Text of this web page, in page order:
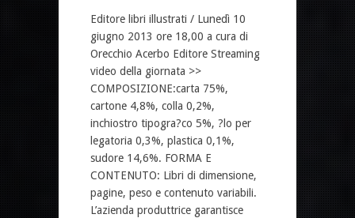
Editore libri illustrati / Lunedì 10
giugno 2013 ore 18,00 a cura di
Orecchio Acerbo Editore Streaming
video della giornata >>
COMPOSIZIONE:carta 75%,
cartone 4,8%, colla 0,2%,
inchiostro tipogra?co 5%, ?lo per
legatoria 0,3%, plastica 0,1%,
sudore 14,6%. FORMA E
CONTENUTO: Libri di dimensione,
pagine, peso e contenuto variabili.
L’azienda produttrice garantisce